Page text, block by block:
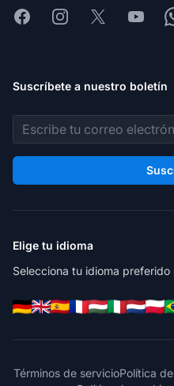
FacebookInstagram
X Youtube
Suscríbete a nuestro boletín
Dirección de correo
Elige tu idioma
Selecciona tu idioma
Términos de servicioPolítica